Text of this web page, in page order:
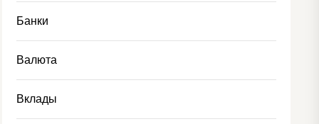
Банки
Валюта
Вклады